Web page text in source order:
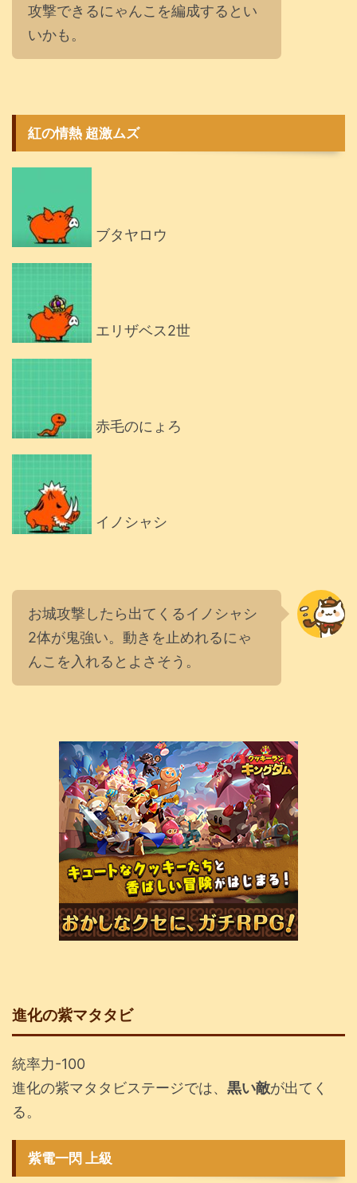
攻撃できるにゃんこを編成するとい
いかも。
紅の情熱 超激ムズ
ブタヤロウ
エリザベス2世
赤毛のにょろ
イノシャシ
お城攻撃したら出てくるイノシャシ
2体が鬼強い。動きを止めれるにゃ
んこを入れるとよさそう。
進化の紫マタタビ
統率力-100
進化の紫マタタビステージでは、 黒い敵が出てく
る。
紫電一閃 上級